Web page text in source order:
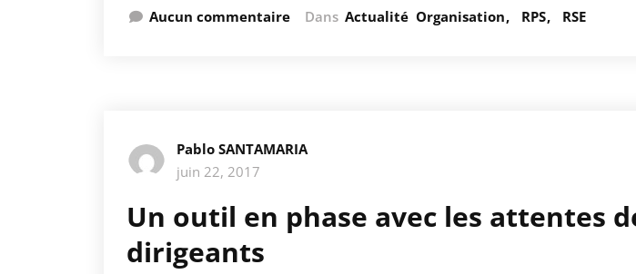
Aucun commentaire Dans Actualité Organisation RPS RSE
Pablo SANTAMARIA
juin 22, 2017
Un outil en phase avec les attentes
dirigeants